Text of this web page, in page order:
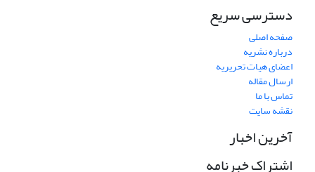
دسترسی سریع
صفحه اصلی
درباره نشریه
اعضای هیات تحریریه
ارسال مقاله
تماس با ما
نقشه سایت
آخرین اخبار
اشتراک خبرنامه